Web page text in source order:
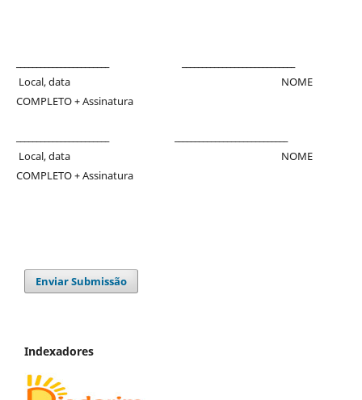
Local, data NOME
COMPLETO + Assinatura
Local, data NOME
COMPLETO + Assinatura
Enviar Submissão
Indexadores